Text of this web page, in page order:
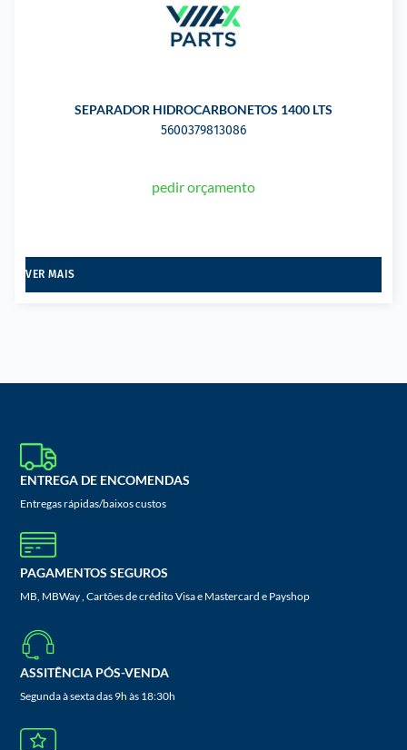
SEPARADOR HIDROCARBONETOS 1400 LTS
5600379813086
pedir orçamento
VER MAIS
ENTREGA DE ENCOMENDAS
Entregas rápidas/baixos custos
PAGAMENTOS SEGUROS
MB, MBWay , Cartões de crédito Visa e Mastercard e Payshop
ASSITÊNCIA PÓS-VENDA
Segunda à sexta das 9h às 18:30h